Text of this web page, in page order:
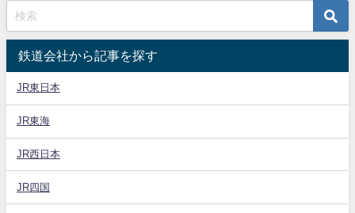
鉄道会社から記事を探す
JR東日本
JR東海
JR西日本
JR四国